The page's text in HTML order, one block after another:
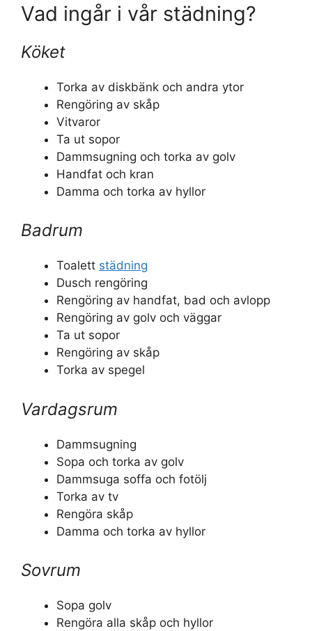
Vad ingår i vår städning?
Köket
Torka av diskbänk och andra ytor
Rengöring av skåp
Vitvaror
Ta ut sopor
Dammsugning och torka av golv
Handfat och kran
Damma och torka av hyllor
Badrum
Toalett städning
Dusch rengöring
Rengöring av handfat, bad och avlopp
Rengöring av golv och väggar
Ta ut sopor
Rengöring av skåp
Torka av spegel
Vardagsrum
Dammsugning
Sopa och torka av golv
Dammsuga soffa och fotölj
Torka av tv
Rengöra skåp
Damma och torka av hyllor
Sovrum
Sopa golv
Rengöra alla skåp och hyllor